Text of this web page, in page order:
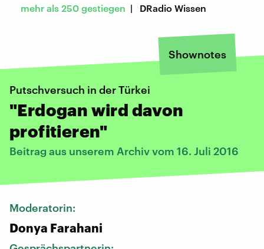
mehr als 250 gestiegen | DRadio Wissen
Shownotes
Putschversuch in der Türkei
"Erdogan wird davon
profitieren"
Beitrag aus unserem Archiv vom 16. Juli 2016
Moderatorin:
Donya Farahani